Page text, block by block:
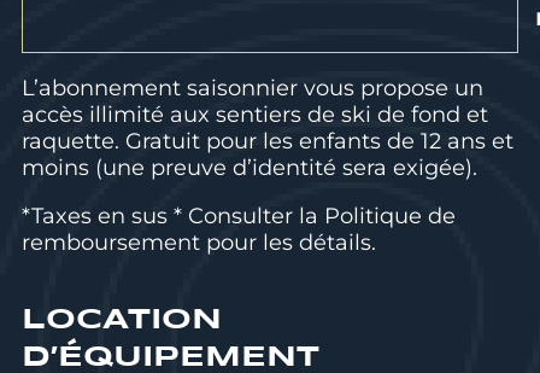
L’abonnement saisonnier vous propose un
accès illimité aux sentiers de ski de fond et
raquette. Gratuit pour les enfants de 12 ans et
moins (une preuve d’identité sera exigée).
*Taxes en sus * Consulter la Politique de
remboursement pour les détails.
LOCATION
D’ÉQUIPEMENT